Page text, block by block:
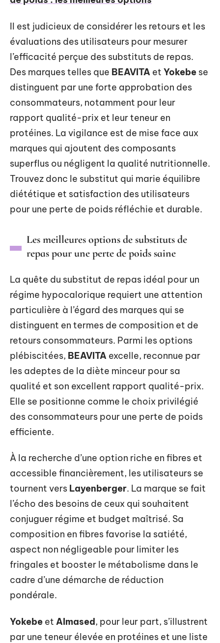
Il est judicieux de considérer les retours et les
évaluations des utilisateurs pour mesurer
l’efficacité perçue des substituts de repas.
Des marques telles que BEAVITA et Yokebe se
distinguent par une forte approbation des
consommateurs, notamment pour leur
rapport qualité-prix et leur teneur en
protéines. La vigilance est de mise face aux
marques qui ajoutent des composants
superflus ou négligent la qualité nutritionnelle.
Trouvez donc le substitut qui marie équilibre
diététique et satisfaction des utilisateurs
pour une perte de poids réfléchie et durable.
Les meilleures options de substituts de
repas pour une perte de poids saine
La quête du substitut de repas idéal pour un
régime hypocalorique requiert une attention
particulière à l’égard des marques qui se
distinguent en termes de composition et de
retours consommateurs. Parmi les options
plébiscitées, BEAVITA excelle, reconnue par
les adeptes de la diète minceur pour sa
qualité et son excellent rapport qualité-prix.
Elle se positionne comme le choix privilégié
des consommateurs pour une perte de poids
efficiente.
À la recherche d’une option riche en fibres et
accessible financièrement, les utilisateurs se
tournent vers Layenberger. La marque se fait
l’écho des besoins de ceux qui souhaitent
conjuguer régime et budget maîtrisé. Sa
composition en fibres favorise la satiété,
aspect non négligeable pour limiter les
fringales et booster le métabolisme dans le
cadre d’une démarche de réduction
pondérale.
Yokebe et Almased, pour leur part, s’illustrent
par une teneur élevée en protéines et une liste